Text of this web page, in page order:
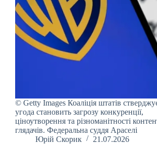
© Getty Images Коаліція штатів
угода становить загрозу конкуренції,
ціноутворення та різноманітності
глядачів. Федеральна суддя Араселі
Юрій Скорик
21.07.2026